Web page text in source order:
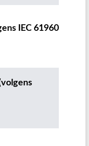
IEC 61960